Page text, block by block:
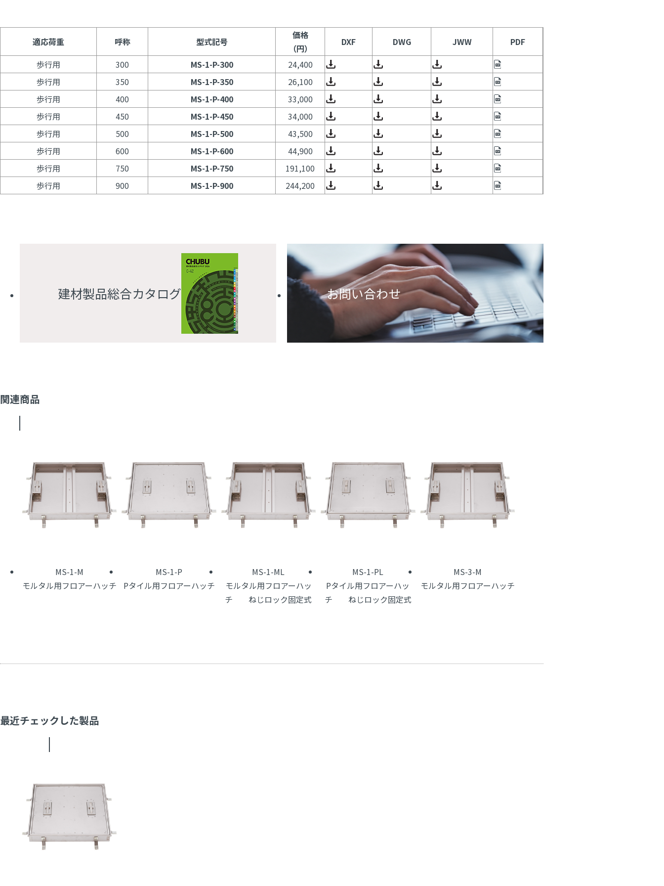
適応荷重 呼称 型式記号
価格
（円）
DXF DWG JWW
PDF
歩行用
300 MS-1-P-300
24,400
歩行用
350 MS-1-P-350
26,100
歩行用
400 MS-1-P-400
33,000
歩行用
450 MS-1-P-450
34,000
歩行用
500 MS-1-P-500
43,500
歩行用
600 MS-1-P-600
44,900
歩行用
750 MS-1-P-750
191,100
歩行用
900 MS-1-P-900 244,200
建材製品総合カタログ お問い合わせ
関連商品
MS-1-M
モルタル用フロアーハッチ
MS-1-P
Pタイル用フロアーハッチ
MS-1-ML
モルタル用フロアーハッ
チ ねじロック固定式
MS-1-PL
Pタイル用フロアーハッ
チ ねじロック固定式
MS-3-M
モルタル用フロアーハッチ
最近チェックした製品